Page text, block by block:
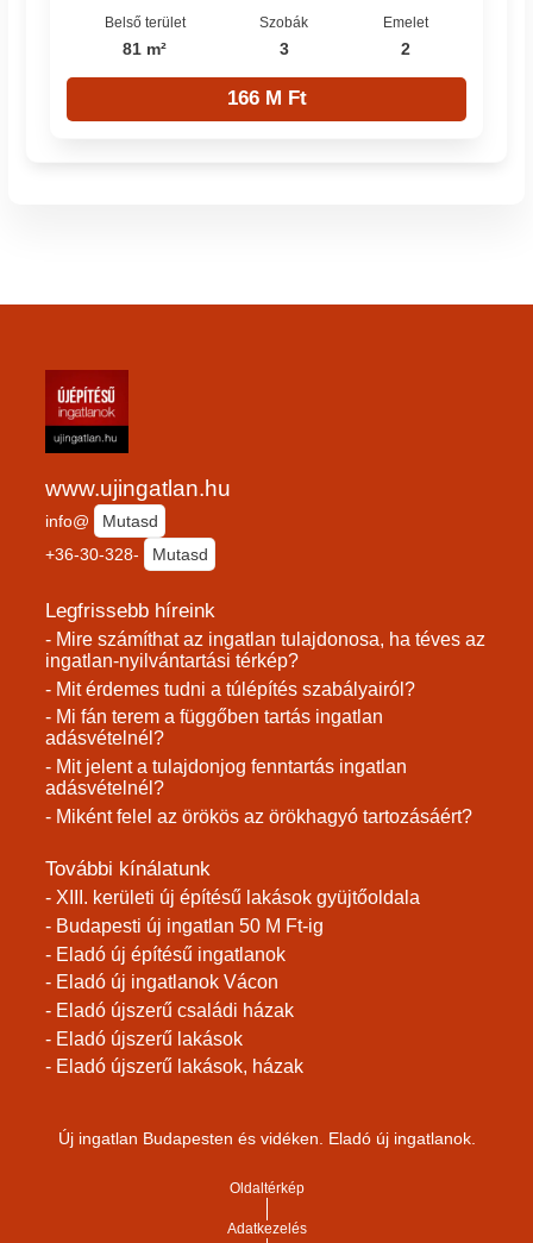
Belső terület
81 m²
Szobák
3
Emelet
2
166 M Ft
www.ujingatlan.hu
info@
Mutasd
+36-30-328-
Mutasd
Legfrissebb híreink
- Mire számíthat az ingatlan tulajdonosa, ha téves az
ingatlan-nyilvántartási térkép?
- Mit érdemes tudni a túlépítés szabályairól?
- Mi fán terem a függőben tartás ingatlan
adásvételnél?
- Mit jelent a tulajdonjog fenntartás ingatlan
adásvételnél?
- Miként felel az örökös az örökhagyó tartozásáért?
További kínálatunk
- XIII. kerületi új építésű lakások gyüjtőoldala
- Budapesti új ingatlan 50 M Ft-ig
- Eladó új építésű ingatlanok
- Eladó új ingatlanok Vácon
- Eladó újszerű családi házak
- Eladó újszerű lakások
- Eladó újszerű lakások, házak
Új ingatlan Budapesten és vidéken. Eladó új ingatlanok.
Oldaltérkép
Adatkezelés